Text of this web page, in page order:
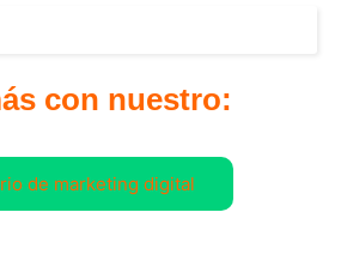
con nuestro:
de marketing digital